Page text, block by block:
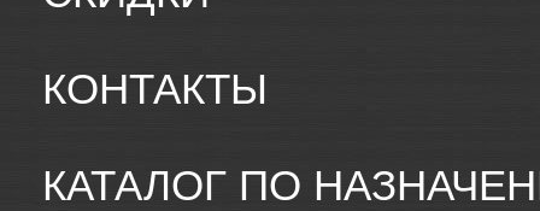
КОНТАКТЫ
КАТАЛОГ ПО